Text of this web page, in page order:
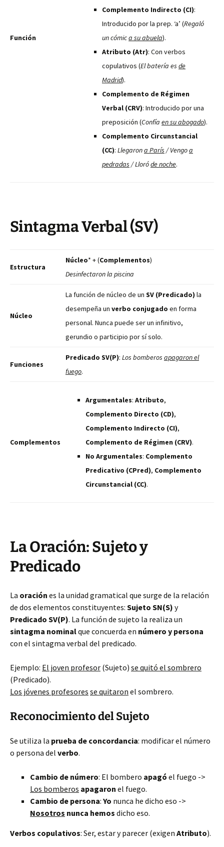
Función
Complemento Indirecto (CI):
Introducido por la prep. ‘a’ (Regaló
un cómica su abuela).
Atributo (Atr): Con verbos
copulativos (El batería es de
Madrid).
Complemento de Régimen
Verbal (CRV): Introducido por una
preposición (Confía en su abogado).
Complemento Circunstancial
(CC): Llegarona París / Vengoa
pedradas / Lloróde noche.
Sintagma Verbal (SV)
Estructura
Núcleo* + (Complementos)
Desinfectaron la piscina
Núcleo
La función de núcleo de un SV (Predicado) la
desempeña un verbo conjugado en forma
personal. Nunca puede ser un infinitivo,
gerundio o participio por sí solo.
Funciones
Predicado SV(P): Los bomberos apagaron el
fuego.
Complementos
Argumentales: Atributo,
Complemento Directo (CD),
Complemento Indirecto (CI),
Complemento de Régimen (CRV).
No Argumentales: Complemento
Predicativo (CPred), Complemento
Circunstancial (CC).
La Oración: Sujeto y
Predicado
La oración es la unidad gramatical que surge de la relación
de dos elementos constituyentes: Sujeto SN(S) y
Predicado SV(P). La función de sujeto la realiza un
sintagma nominalque concuerda en número y persona
con el sintagma verbal del predicado.
Ejemplo: El joven profesor (Sujeto) se quitó el sombrero
(Predicado).
Los jóvenes profesores se quitaron el sombrero.
Reconocimiento del Sujeto
Se utiliza la prueba de concordancia: modificar el número
o persona del verbo.
Cambio de número: El bombero apagó el fuego ->
Los bomberos apagaron el fuego.
Cambio de persona: Yo nunca he dicho eso ->
Nosotros nunca hemos dicho eso.
Verbos copulativos: Ser, estar y parecer (exigen Atributo).